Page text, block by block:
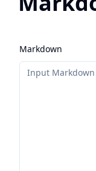
Markdown